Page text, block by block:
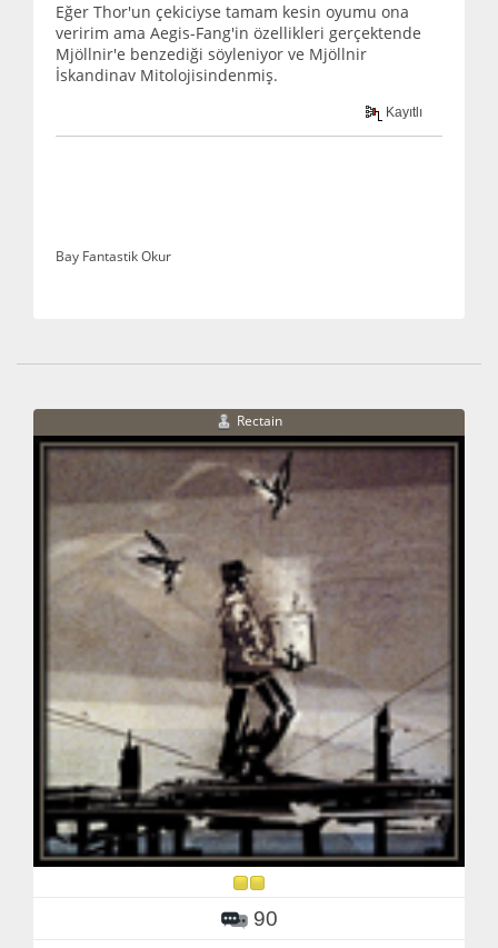
Eğer Thor'un çekiciyse tamam kesin oyumu ona
veririm ama Aegis-Fang'in özellikleri gerçektende
Mjöllnir'e benzediği söyleniyor ve Mjöllnir
İskandinav Mitolojisindenmiş.
Kayıtlı
Bay Fantastik Okur
Rectain
90